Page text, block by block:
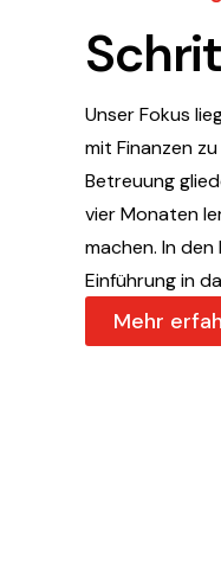
Unser Fokus
mit Finanzen
Betreuung
vier Monaten
machen. In
Einführung in
Mehr